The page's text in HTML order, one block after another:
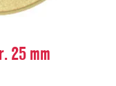
25 mm